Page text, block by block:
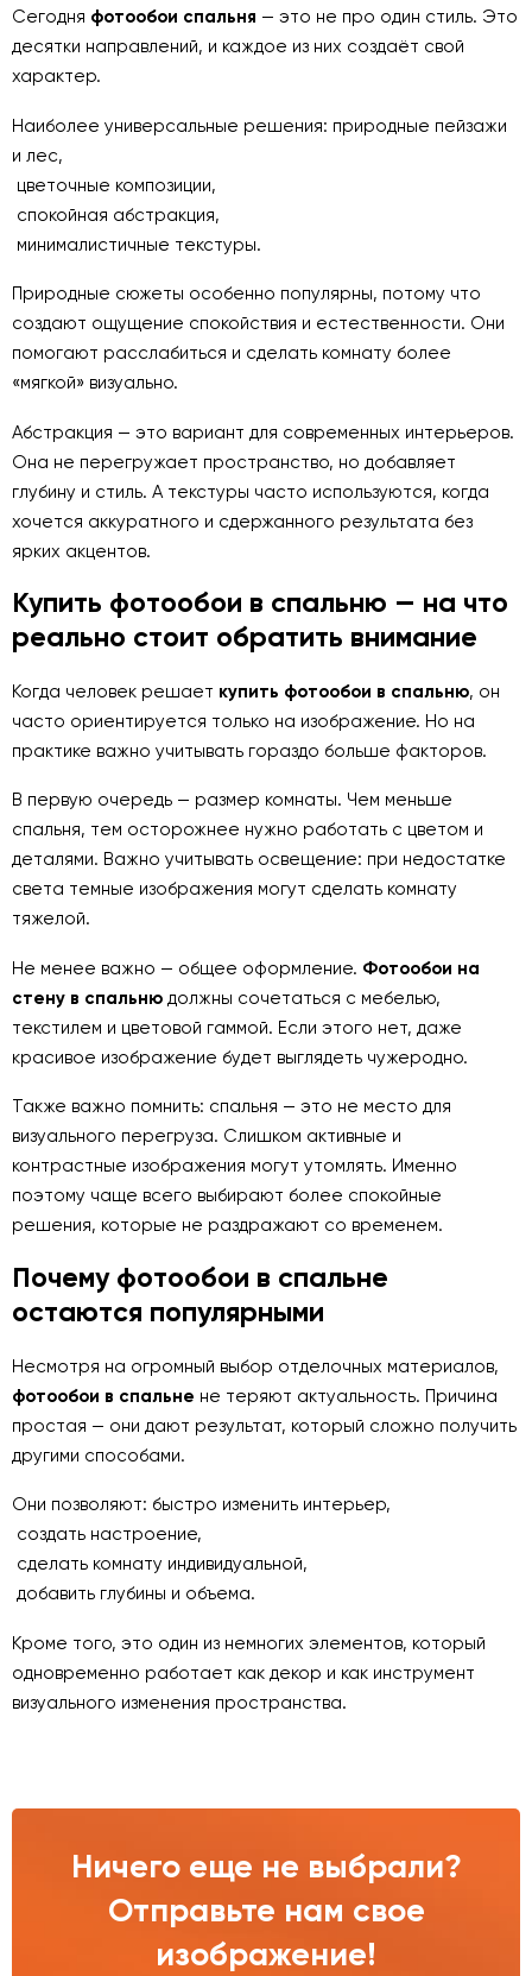
Сегодня фотообои спальня — это не про один стиль. Это
десятки направлений, и каждое из них создаёт свой
характер.
Наиболее универсальные решения: природные пейзажи
и лес,
цветочные композиции,
спокойная абстракция,
минималистичные текстуры.
Природные сюжеты особенно популярны, потому что
создают ощущение спокойствия и естественности. Они
помогают расслабиться и сделать комнату более
«мягкой» визуально.
Абстракция — это вариант для современных интерьеров.
Она не перегружает пространство, но добавляет
глубину и стиль. А текстуры часто используются, когда
хочется аккуратного и сдержанного результата без
ярких акцентов.
Купить фотообои в спальню — на что
реально стоит обратить внимание
Когда человек решает купить фотообои в спальню, он
часто ориентируется только на изображение. Но на
практике важно учитывать гораздо больше факторов.
В первую очередь — размер комнаты. Чем меньше
спальня, тем осторожнее нужно работать с цветом и
деталями. Важно учитывать освещение: при недостатке
света темные изображения могут сделать комнату
тяжелой.
Не менее важно — общее оформление. Фотообои на
стену в спальню должны сочетаться с мебелью,
текстилем и цветовой гаммой. Если этого нет, даже
красивое изображение будет выглядеть чужеродно.
Также важно помнить: спальня — это не место для
визуального перегруза. Слишком активные и
контрастные изображения могут утомлять. Именно
поэтому чаще всего выбирают более спокойные
решения, которые не раздражают со временем.
Почему фотообои в спальне
остаются популярными
Несмотря на огромный выбор отделочных материалов,
фотообои в спальне не теряют актуальность. Причина
простая — они дают результат, который сложно получить
другими способами.
Они позволяют: быстро изменить интерьер,
создать настроение,
сделать комнату индивидуальной,
добавить глубины и объема.
Кроме того, это один из немногих элементов, который
одновременно работает как декор и как инструмент
визуального изменения пространства.
Ничего еще не выбрали?
Отправьте нам свое
изображение!